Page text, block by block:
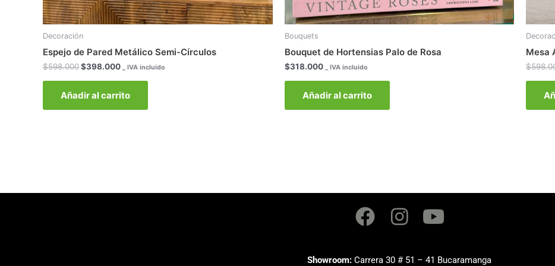
Decoración
Espejo de Pared Metálico Semi-Círculos
$598.000$398.000 _ IVA incluido
Añadir al carrito
Bouquets
Bouquet de Hortensias Palo de Rosa
$318.000 _ IVA incluido
Añadir al carrito
Mesa
$
Facebook
Instagram
Youtube
Showroom: Carrera 30 # 51 – 41 Bucaramanga